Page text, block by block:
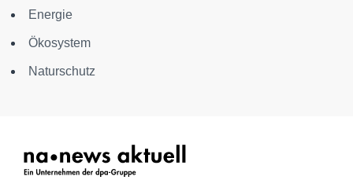
Energie
Ökosystem
Naturschutz